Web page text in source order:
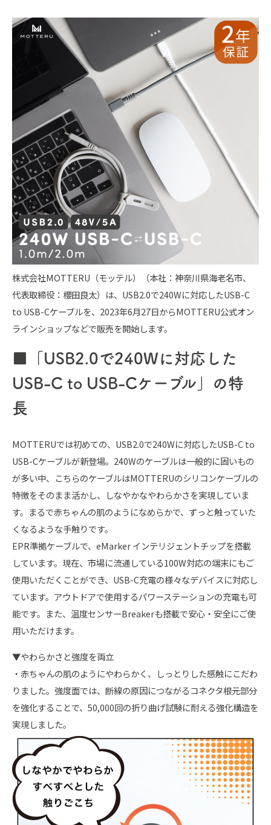
株式会社MOTTERU（モッテル）（本社：神奈川県海老名市、
代表取締役：櫻田良太）は、USB2.0で240Wに対応したUSB-C
to USB-Cケーブルを、2023年6月27日からMOTTERU公式オン
ラインショップなどで販売を開始します。
■「USB2.0で240Wに対応した
USB-C to USB-Cケーブル」の特
長
MOTTERUでは初めての、USB2.0で240Wに対応したUSB-C to
USB-Cケーブルが新登場。240Wのケーブルは一般的に固いもの
が多い中、こちらのケーブルはMOTTERUのシリコンケーブルの
特徴をそのまま活かし、しなやかなやわらかさを実現していま
す。まるで赤ちゃんの肌のようになめらかで、ずっと触っていた
くなるような手触りです。
EPR準拠ケーブルで、eMarker インテリジェントチップを搭載
しています。現在、市場に流通している100W対応の端末にもご
使用いただくことができ、USB-C充電の様々なデバイスに対応し
ています。アウトドアで使用するパワーステーションの充電も可
能です。また、温度センサーBreakerも搭載で安心・安全にご使
用いただけます。
▼やわらかさと強度を両立
・赤ちゃんの肌のようにやわらかく、しっとりした感触にこだわ
りました。強度面では、断線の原因につながるコネクタ根元部分
を強化することで、50,000回の折り曲げ試験に耐える強化構造を
実現しました。